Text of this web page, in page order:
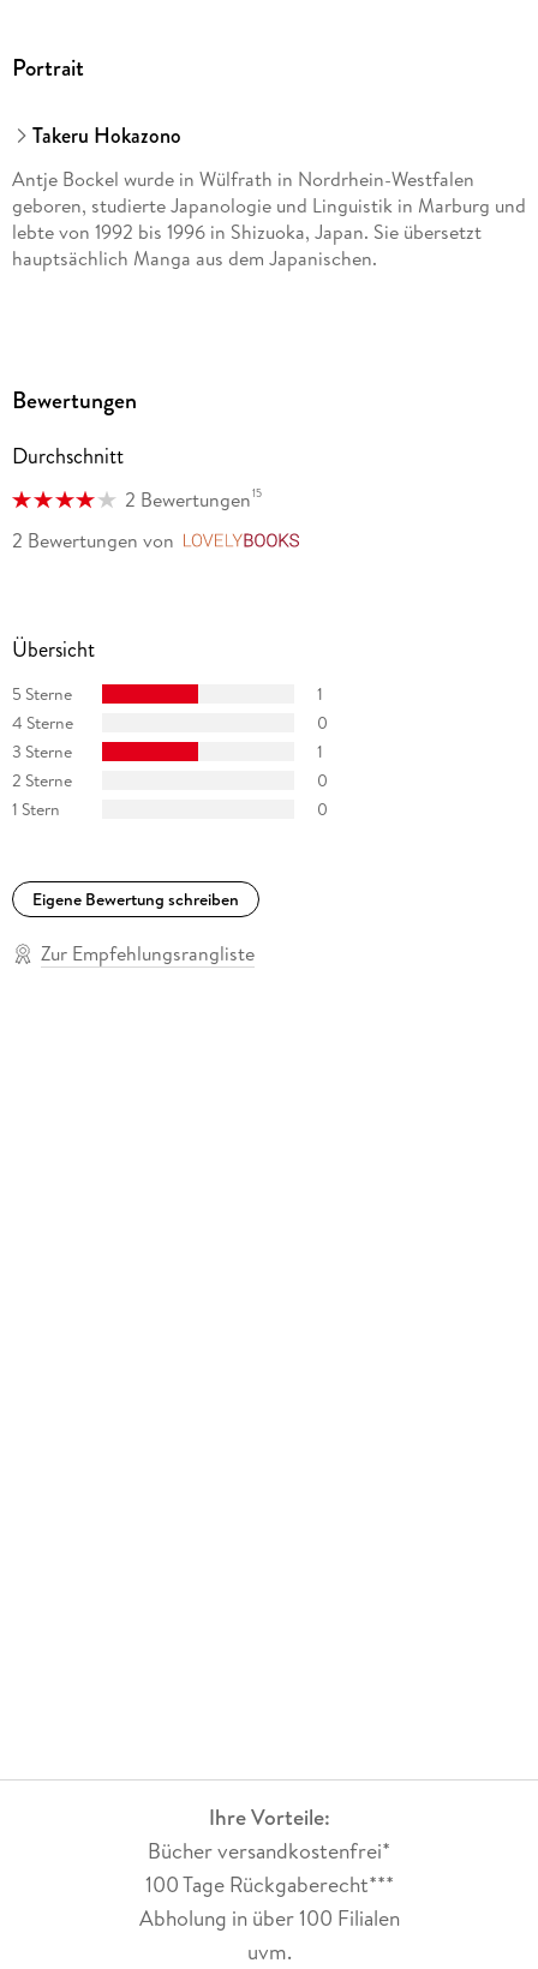
<br/>Völckersstraße 14-20
<br/>22765 Hamburg
<br/>
Portrait
Takeru Hokazono
Antje Bockel wurde in Wülfrath in Nordrhein-Westfalen
geboren, studierte Japanologie und Linguistik in Marburg und
lebte von 1992 bis 1996 in Shizuoka, Japan. Sie übersetzt
hauptsächlich Manga aus dem Japanischen.
Bewertungen
Durchschnitt
2 Bewertungen15
2 Bewertungen von
Übersicht
5 Sterne
1
4 Sterne
0
3 Sterne
1
2 Sterne
0
1 Stern
0
Eigene Bewertung schreiben
Zur Empfehlungsrangliste
Ihre Vorteile:
Bücher versandkostenfrei*
100 Tage Rückgaberecht***
Abholung in über 100 Filialen
uvm.